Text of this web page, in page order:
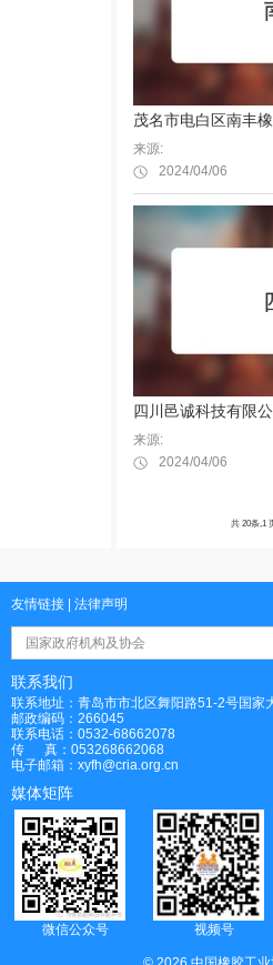
茂名市电白区南丰
来源:
2024/04/06
四川邑诚科技有限公
来源:
2024/04/06
共 20条,1
友情链接 法律声明
国家政府机构及协会
联系我们
联系地址：青岛市市北区舞阳路51-2号国家
邮政编码：266045
联系电话：0532-68662078
传 真：053268662068
电子邮箱：xyfh@cria.org.cn
媒体矩阵
微信公众号 视频号